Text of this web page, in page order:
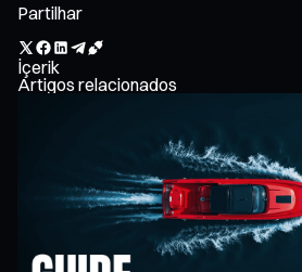
Partilhar
İçerik
Artigos relacionados